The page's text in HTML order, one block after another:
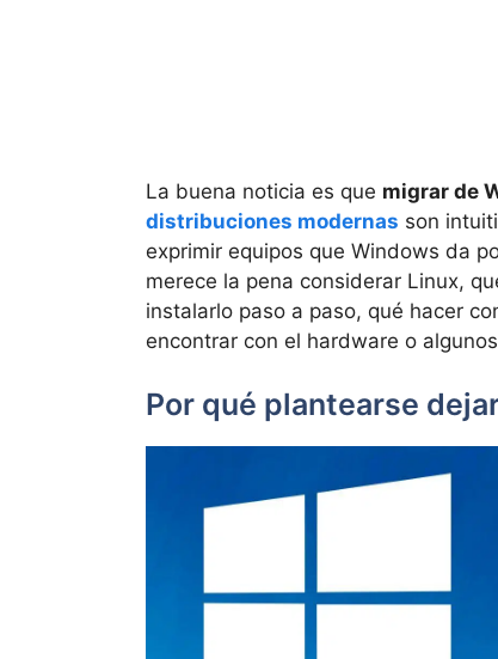
La buena noticia es que migrar de
distribuciones modernas son
exprimir equipos que Windows da
merece la pena considerar Linux,
instalarlo paso a paso, qué hacer
encontrar con el hardware o
Por qué plantearse